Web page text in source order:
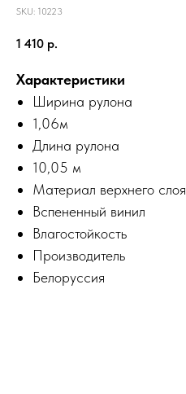
SKU: 10223
1 410 р.
Характеристики
Ширина рулона
1,06м
Длина рулона
10,05 м
Материал верхнего слоя
Вспененный винил
Влагостойкость
Производитель
Белоруссия